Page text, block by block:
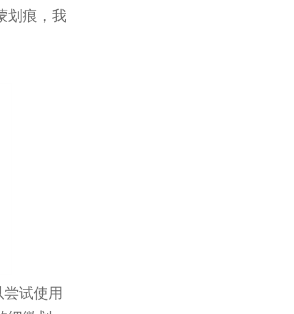
划痕，我
试使用